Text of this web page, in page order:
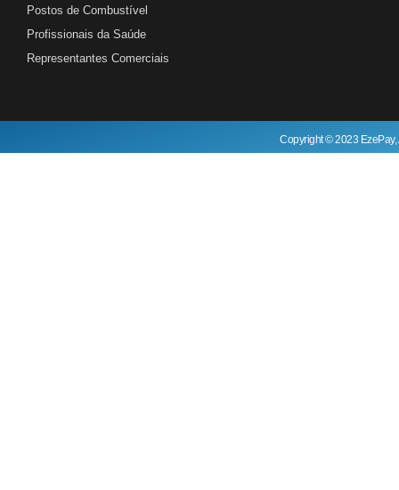
Postos de Combustível
Profissionais da Saúde
Representantes Comerciais
Copyright © 2023